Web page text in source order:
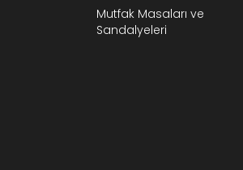
Mutfak Masaları ve
Sandalyeleri